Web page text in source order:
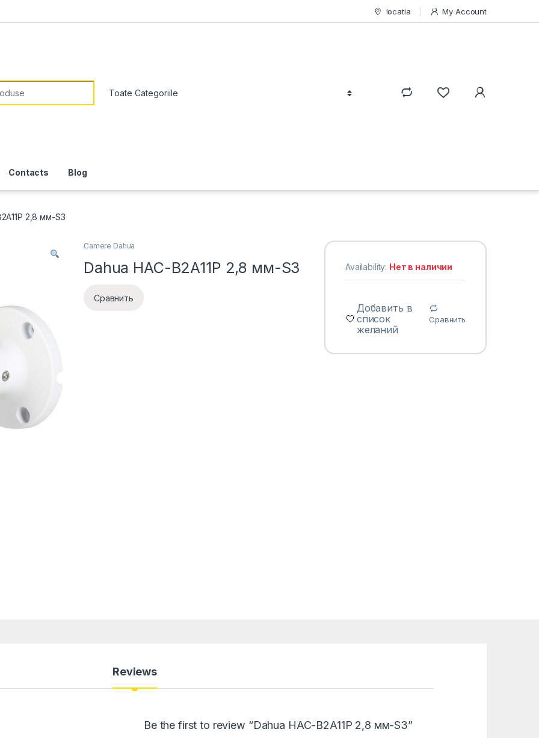
locatia My Account
Contacts Blog
2,8 мм-S3
Camere Dahua
Dahua HAC-B2A11P 2,8 мм-S3
Сравнить
Availability: Нет в наличии
Добавить в
список
желаний
Сравнить
Reviews
Be the first to review “Dahua HAC-B2A11P 2,8 мм-S3”